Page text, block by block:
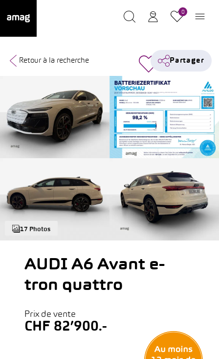
0
17 Photos
Retour à la recherche Partager
AUDI A6 Avant e-
tron quattro
Prix de vente
CHF 82’900.-